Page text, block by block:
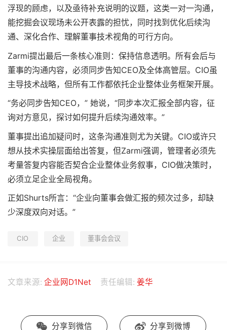
浮现的顾虑，以及亟待补充说明的议题，这类一对一沟通，
能挖掘会议现场未公开表露的担忧，同时找到优化后续沟
通、深化合作、理解董事技术视角的可行方向。
Zarmi提出最后一条核心准则：保持信息透明。所有会后与
董事的沟通内容，必须同步告知CEO及全体高管层。CIO虽
主导技术战略，但所有工作都依托企业整体业务框架开展。
“务必同步告知CEO，” 她说，“同步本次汇报全部内容，征
询对方意见，探讨如何提升后续沟通效率。”
董事提出追加疑问时，这条沟通准则尤为关键。CIO或许只
想从技术实操层面给出答复，但Zarmi强调，管理者必须先
考量答复内容能否契合企业整体业务叙事，CIO做决策时，
必须立足企业全局视角。
正如Shurts所言：“企业向董事会做汇报的频次过多，却缺
少深度双向对话。”
CIO 企业 董事会会议
文章来源: 企业网D1Net 责任编辑: 姜华
分享到微信 分享到微博